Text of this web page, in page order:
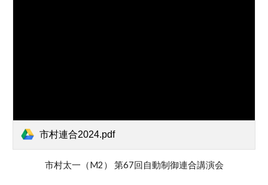
市村連合2024.pdf
市村太一（M2） 第67回自動制御連合講演会